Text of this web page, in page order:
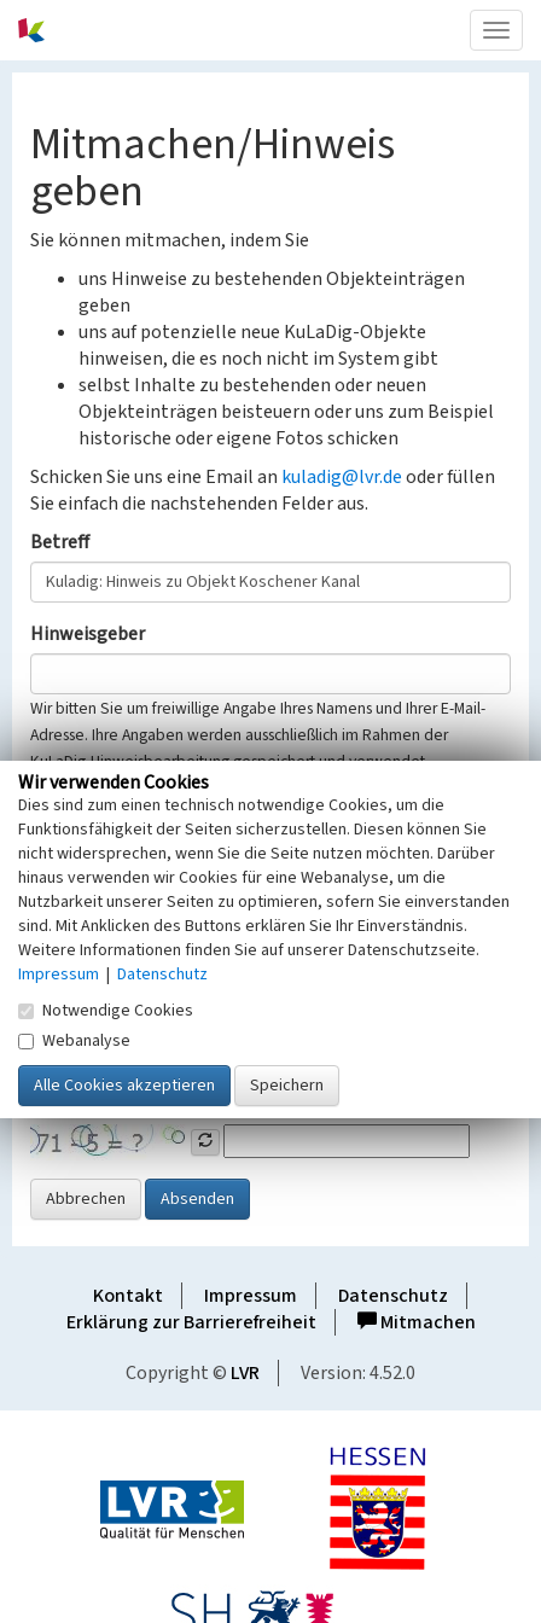
Mitmachen/Hinweis
geben
Sie können mitmachen, indem Sie
uns Hinweise zu bestehenden Objekteinträgen
geben
uns auf potenzielle neue KuLaDig-Objekte
hinweisen, die es noch nicht im System gibt
selbst Inhalte zu bestehenden oder neuen
Objekteinträgen beisteuern oder uns zum Beispiel
historische oder eigene Fotos schicken
Schicken Sie uns eine Email an kuladig@lvr.deoder füllen
Sie einfach die nachstehenden Felder aus.
Betreff
Hinweisgeber
Wir bitten Sie um freiwillige Angabe Ihres Namens und Ihrer E-Mail-
Adresse. Ihre Angaben werden ausschließlich im Rahmen der
KuLaDig-Hinweisbearbeitung gespeichert und verwendet.
Selbstverständlich werden diese entsprechend der Vorschriften des
Telemediengesetzes, des Datenschutzgesetzes NRW und der seit
dem 25.05.2018 gültigen Europäischen Datenschutzgrundverordnung
(EU-DSGVO) vertraulich behandelt, beachten Sie bitte unsere
Hinweise zumDatenschutz
Nachricht
SicherheitsabfrageTragen Sie unten das Rechenergebnis aus der
Grafik ein
Abbrechen Absenden
Kontakt Impressum
Datenschutz
Erklärung zur Barrierefreiheit
Mitmachen
Copyright © LVR Version: 4.52.0
Wir verwenden Cookies
Dies sind zum einen technisch notwendige Cookies, um die
Funktionsfähigkeit der Seiten sicherzustellen. Diesen können Sie
nicht widersprechen, wenn Sie die Seite nutzen möchten. Darüber
hinaus verwenden wir Cookies für eine Webanalyse, um die
Nutzbarkeit unserer Seiten zu optimieren, sofern Sie einverstanden
sind. Mit Anklicken des Buttons erklären Sie Ihr Einverständnis.
Weitere Informationen finden Sie auf unserer Datenschutzseite.
Impressum | Datenschutz
Notwendige Cookies
Webanalyse